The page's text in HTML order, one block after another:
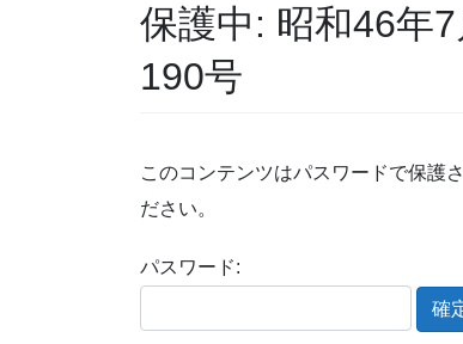
保護中: 昭和46
190号
このコンテンツはパスワードで保護
ださい。
パスワード: